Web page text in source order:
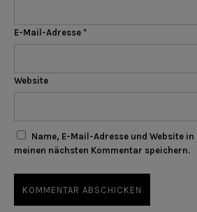
E-Mail-Adresse *
Website
Name, E-Mail-Adresse und Website
meinen nächsten Kommentar speichern.